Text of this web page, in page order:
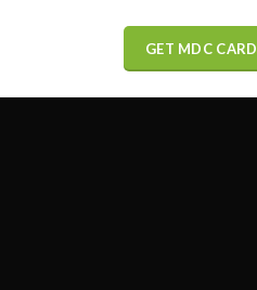
GET MDC CARD